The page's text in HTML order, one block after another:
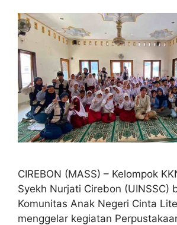
CIREBON (MASS) – Kelompok
Syekh Nurjati Cirebon (UINSSC)
Komunitas Anak Negeri Cinta
menggelar kegiatan